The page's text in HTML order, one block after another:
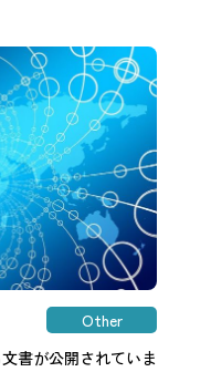
Other
書が公開されていま